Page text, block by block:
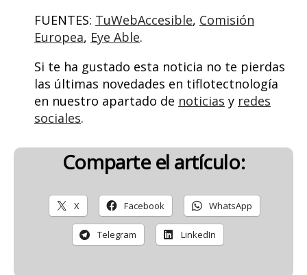
FUENTES: TuWebAccesible, Comisión
Europea, Eye Able.
Si te ha gustado esta noticia no te pierdas
las últimas novedades en tiflotectnología
en nuestro apartado de noticias y redes
sociales.
Comparte el artículo:
X Facebook WhatsApp
Telegram LinkedIn